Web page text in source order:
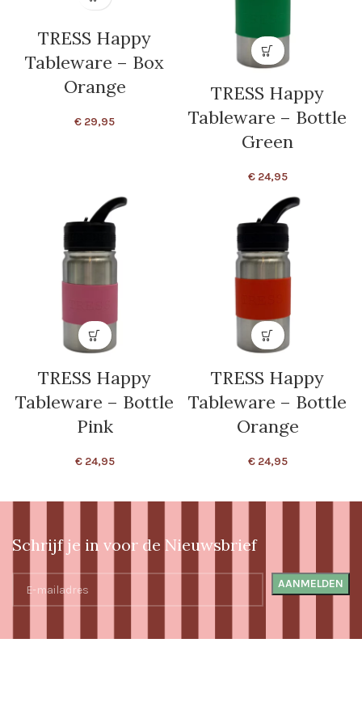
TRESS Happy
Tableware – Box
Orange
€ 29,95
TRESS Happy
Tableware – Bottle
Green
€24,95
TRESS Happy
Tableware – Bottle
Pink
€24,95
TRESS Happy
Tableware – Bottle
Orange
€24,95
Schrijf je in voor de Nieuwsbrief